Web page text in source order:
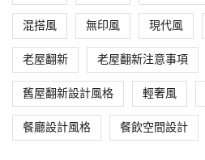
混搭風 無印風 現代風
老屋翻新 老屋翻新注意事項
舊屋翻新設計風格 輕奢風
餐廳設計風格 餐飲空間設計